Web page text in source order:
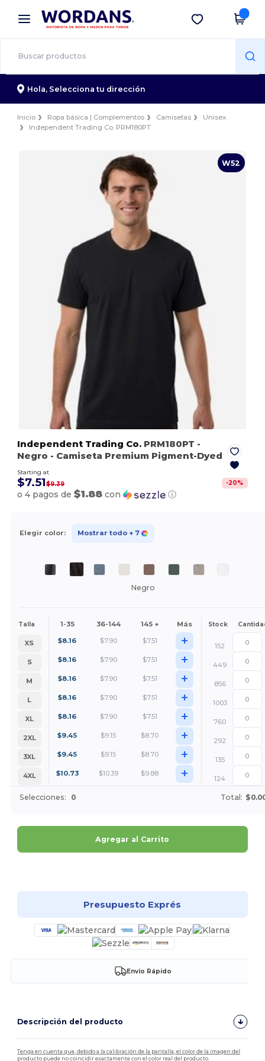
× App de Wordans
¡Mejores precios en app!
Descargar app
Hola, Selecciona tu dirección
Inicio Ropa básica | Complementos Camisetas
Unisex
Independent Trading Co. PRM180PT
W52
Independent Trading Co. PRM180PT -
Negro - Camiseta Premium Pigment-Dyed
Starting at
$7.51$9.39 -20%
o 4 pagos de$1.88 con ⓘ
Elegir color: Mostrar todo + 7
Negro
Talla 1-35 36-144 145 + Más Stock
XS $8.16 $7.90 $7.51 +
152
S
$8.16 $7.90 $7.51 +
449
M
$8.16 $7.90 $7.51 +
856
L
$8.16 $7.90 $7.51 +
1003
XL
$8.16 $7.90 $7.51 +
760
2XL
$9.45 $9.15 $8.70 +
292
3XL
$9.45 $9.15 $8.70 +
135
4XL
$10.73 $10.39 $9.88 + 124
Selecciones: 0 Total:
Agregar al Carrito
Presupuesto Exprés
Envío Rápido
Descripción del producto
Tenga en cuenta que, debido a la calibración de la pantalla, el color de la imagen del
producto puede no coincidir exactamente con el color real del producto.